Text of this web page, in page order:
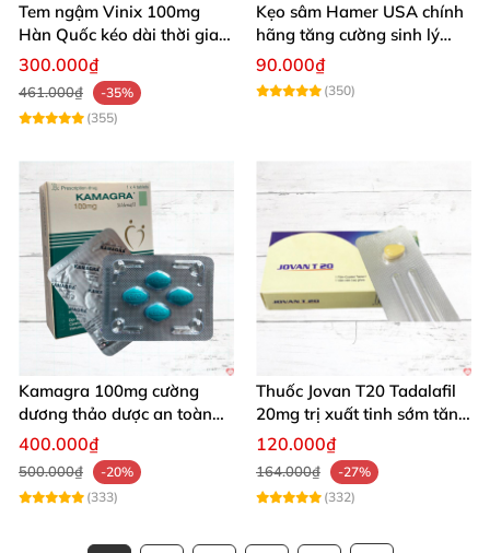
Tem ngậm Vinix 100mg
Hàn Quốc kéo dài thời gian
tăng cường sinh lý nam
300.000₫
461.000₫
-35%
(355)
Kẹo sâm Hamer USA chính
hãng tăng cường sinh lý
mạnh mẽ kéo dài
90.000₫
(350)
Kamagra 100mg cường
dương thảo dược an toàn
kéo dài thời gian quan hệ
400.000₫
500.000₫
-20%
(333)
Thuốc Jovan T20 Tadalafil
20mg trị xuất tinh sớm tăng
cường sinh lý phái mạnh
120.000₫
164.000₫
-27%
(332)